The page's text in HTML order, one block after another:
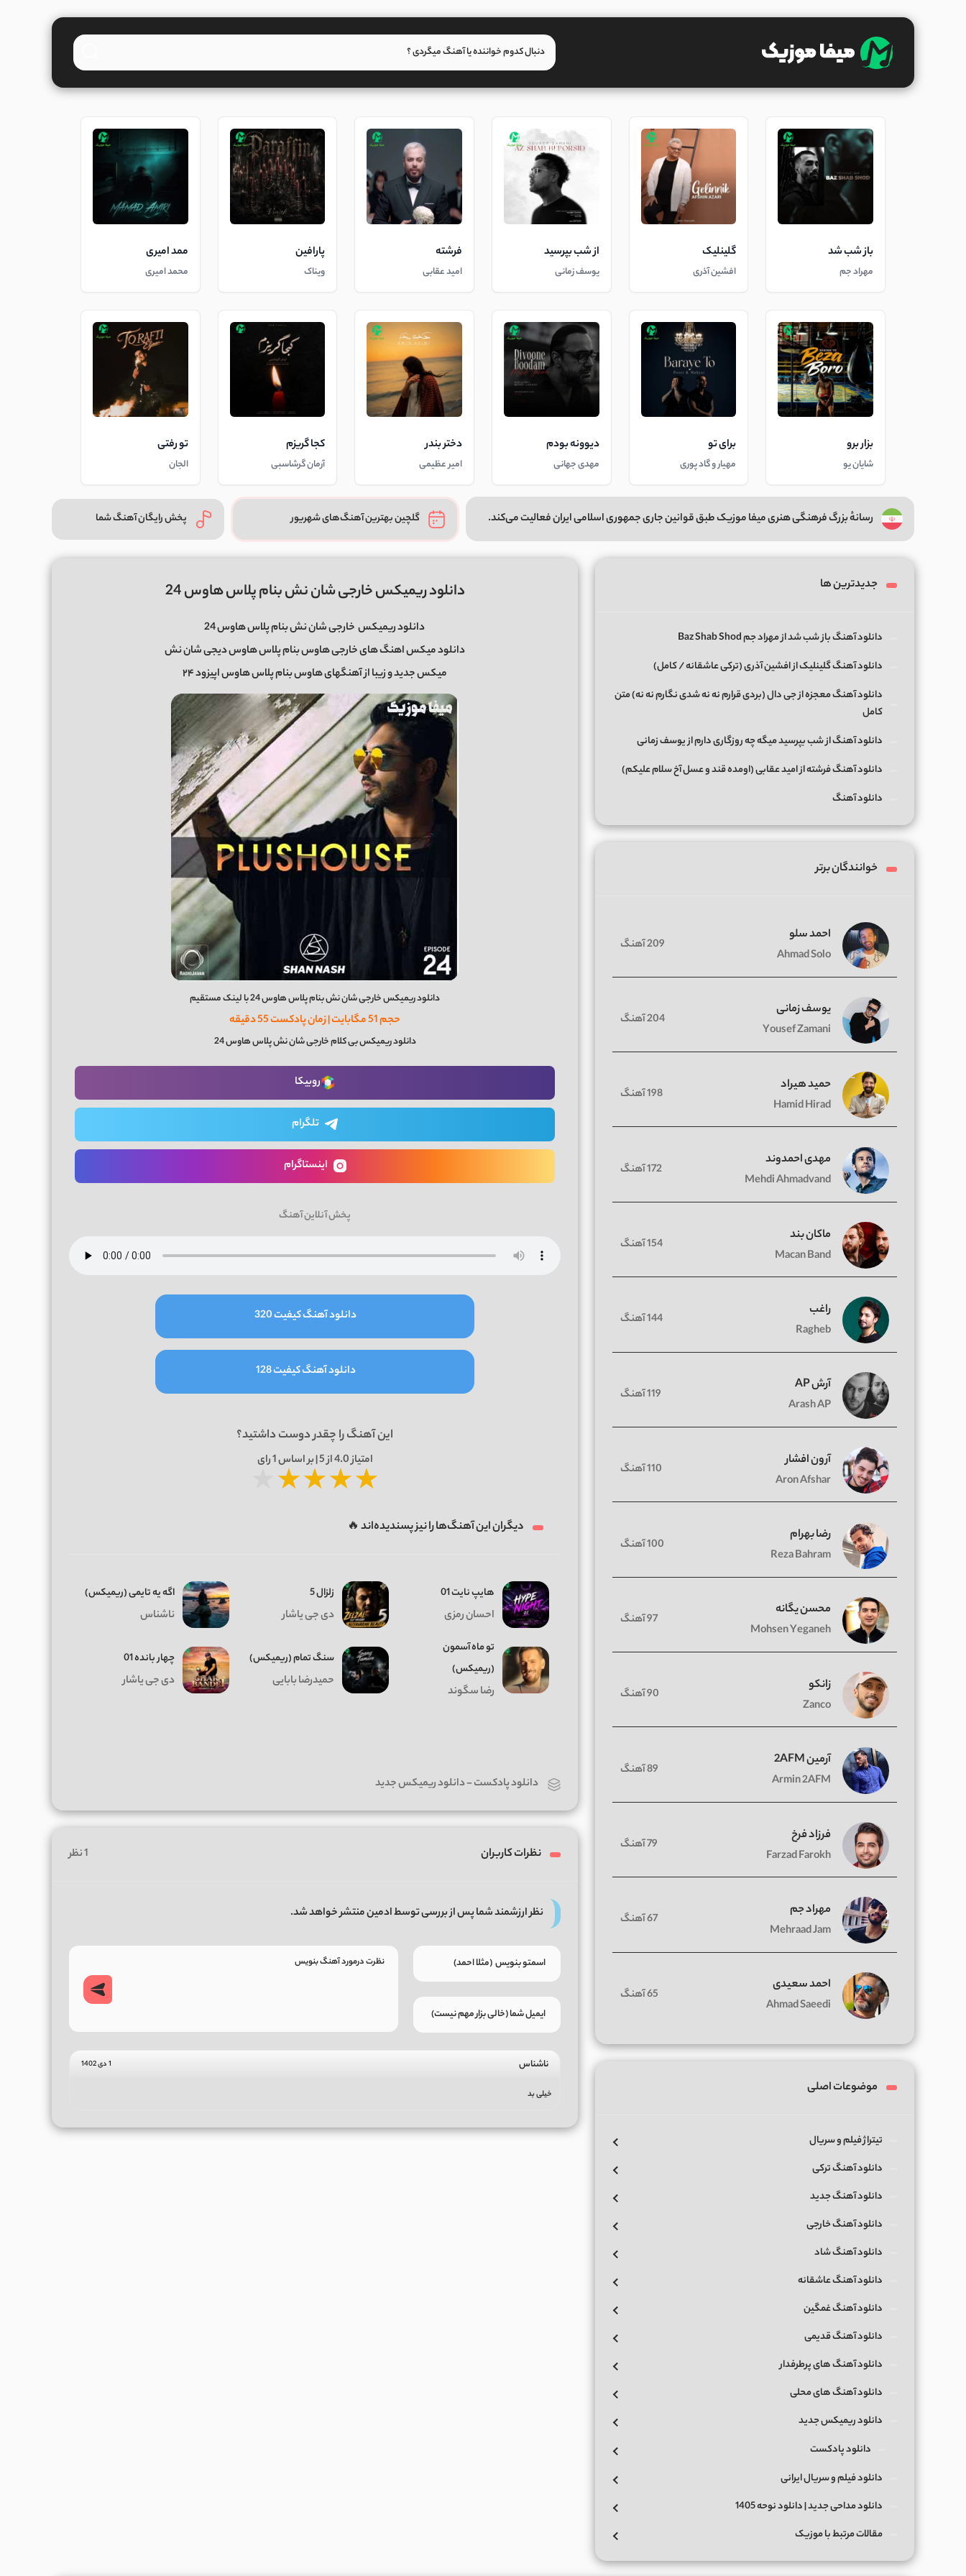
باز شب شد
مهراد جم
گلینلیک
افشین آذری
از شب بپرسید
یوسف زمانی
فرشته
امید عقابی
پارافین
ویناک
ممد امیری
محمد امیری
بزار برو
شایان یو
برای تو
مهیار و گاد پوری
دیوونه بودم
مهدی جهانی
دختر بندر
امیر عظیمی
کجا گریزم
آرمان گرشاسبی
تو رفتی
الجان
رسانهٔ بزرگ فرهنگی هنری میفا موزیک طبق قوانین جاری جمهوری اسلامی ایران فعالیت می‌کند. گلچین بهترین آهنگ‌های شهریور پخش رایگان آهنگ شما
دانلود ریمیکس خارجی شان نش بنام پلاس هاوس 24
دانلود ریمیکس خارجی شان نش بنام پلاس هاوس 24
دانلود میکس اهنگ های خارجی هاوس بنام پلاس هاوس دیجی شان نش
میکس جدید و زیبا از آهنگهای هاوس بنام پلاس هاوس اپیزود ۲۴
دانلود ریمیکس خارجی شان نش بنام پلاس هاوس 24 با لینک مستقیم
حجم 51 مگابایت | زمان پادکست 55 دقیقه
دانلود ریمیکس بی کلام خارجی شان نش پلاس هاوس 24
روبیکا
تلگرام
اینستاگرام
پخش آنلاین آهنگ
دانلود آهنگ کیفیت 320
دانلود آهنگ کیفیت 128
این آهنگ را چقدر دوست داشتید؟
امتیاز4.0از 5 | بر اساس 1رای
★★★★
دیگران این آهنگ‌ها را نیز پسندیده‌اند 🔥
هایپ نایت 01
احسان رمزی
زلزال 5
دی جی یاشار
اگه یه تایمی (ریمیکس)
ناشناس
تو ماه آسمون
(ریمیکس)
رضا سگوند
سنگ تمام (ریمیکس)
حمیدرضا بابایی
چهار بانده 01
دی جی یاشار
دانلود پادکست-دانلود ریمیکس جدید
نظرات کاربران 1 نظر
نظر ارزشمند شما پس از بررسی توسط ادمین منتشر خواهد شد.
ناشناس 1 دی 1402
خیلی بد
جدیدترین ها
دانلود آهنگ باز شب شد از مهراد جم Baz Shab Shod
دانلود آهنگ گلینلیک از افشین آذری (ترکی عاشقانه / کامل)
دانلود آهنگ معجزه از جی دال (بردی قرارم نه نه شدی نگارم نه نه) متن
کامل
دانلود آهنگ از شب بپرسید میگه چه روزگاری دارم از یوسف زمانی
دانلود آهنگ فرشته از امید عقابی (اومده قند و عسل آخ سلام علیکم)
دانلود آهنگ
خوانندگان برتر
احمد سلو
Ahmad Solo
209 آهنگ
یوسف زمانی
Yousef Zamani
204 آهنگ
حمید هیراد
Hamid Hirad
198 آهنگ
مهدی احمدوند
Mehdi Ahmadvand
172 آهنگ
ماکان بند
Macan Band
154 آهنگ
راغب
Ragheb
144 آهنگ
آرش AP
Arash AP
119 آهنگ
آرون افشار
Aron Afshar
110 آهنگ
رضا بهرام
Reza Bahram
100 آهنگ
محسن یگانه
Mohsen Yeganeh
97 آهنگ
زانکو
Zanco
90 آهنگ
آرمین 2AFM
Armin 2AFM
89 آهنگ
فرزاد فرخ
Farzad Farokh
79 آهنگ
مهراد جم
Mehraad Jam
67 آهنگ
احمد سعیدی
Ahmad Saeedi
65 آهنگ
موضوعات اصلی
تیتراژ فیلم و سریال
دانلود آهنگ ترکی
دانلود آهنگ جدید
دانلود آهنگ خارجی
دانلود آهنگ شاد
دانلود آهنگ عاشقانه
دانلود آهنگ غمگین
دانلود آهنگ قدیمی
دانلود آهنگ های پرطرفدار
دانلود آهنگ های محلی
دانلود ریمیکس جدید
دانلود پادکست
دانلود فیلم و سریال ایرانی
دانلود مداحی جدید | دانلود نوحه 1405
مقالات مرتبط با موزیک